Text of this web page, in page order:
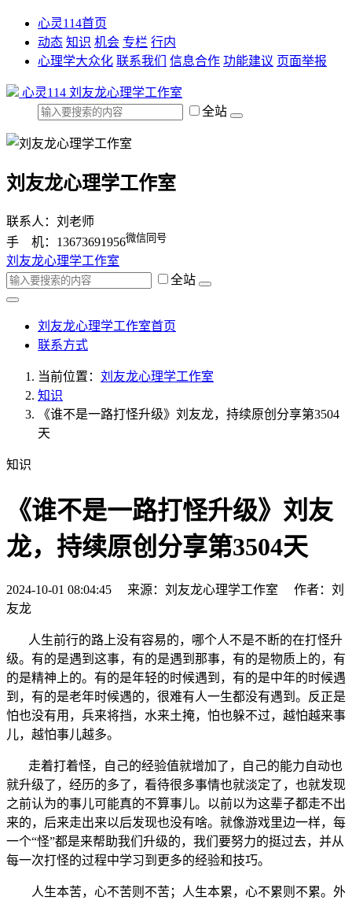
心灵114首页
动态 知识 机会 专栏 行内
心理学大众化 联系我们 信息合作 功能建议 页面举报
心灵114 刘友龙心理学工作室
全站
刘友龙心理学工作室
联系人：刘老师
手 机：13673691956微信同号
刘友龙心理学工作室
全站
刘友龙心理学工作室首页
联系方式
当前位置： 刘友龙心理学工作室
知识
《谁不是一路打怪升级》刘友龙，持续原创分享第3504
天
知识
《谁不是一路打怪升级》刘友
龙，持续原创分享第3504天
2024-10-01 08:04:45 来源：刘友龙心理学工作室 作者：刘
友龙
人生前行的路上没有容易的，哪个人不是不断的在打怪升
级。有的是遇到这事，有的是遇到那事，有的是物质上的，有
的是精神上的。有的是年轻的时候遇到，有的是中年的时候遇
到，有的是老年时候遇的，很难有人一生都没有遇到。反正是
怕也没有用，兵来将挡，水来土掩，怕也躲不过，越怕越来事
儿，越怕事儿越多。
走着打着怪，自己的经验值就增加了，自己的能力自动也
就升级了，经历的多了，看待很多事情也就淡定了，也就发现
之前认为的事儿可能真的不算事儿。以前以为这辈子都走不出
来的，后来走出来以后发现也没有啥。就像游戏里边一样，每
一个“怪”都是来帮助我们升级的，我们要努力的挺过去，并从
每一次打怪的过程中学习到更多的经验和技巧。
人生本苦，心不苦则不苦；人生本累，心不累则不累。外